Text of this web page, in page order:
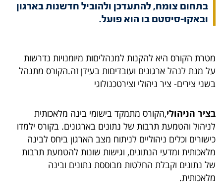
בתחום צומח, להתעדכן ולהוביל חדשנות בארגון
ובאקו-סיסטם בו הוא פועל.
מטרת הקורס היא להקנות למנהליםות מיומנויות נדרשות
על מנת לנהל ארגונים ועובדיםות בעידן זה.הקורס מתנהל
בשני צירים- ציר ניהולי וצירטכנולוגי
בציר הניהולי,הקורס מתמקד בישומי בינה מלאכותית
לניהול והטמעת תרבות של נתונים בארגונים. בקורס ילמדו
כישורים וכלים ניהוליים לניתוח מצב הארגון ביחס לבינה
מלאכותית ומדעי הנתונים, וגישות שונות להטמעת תרבות
של נתונים וקבלת החלטות מבוססת נתונים ובינה
מלאכותית.